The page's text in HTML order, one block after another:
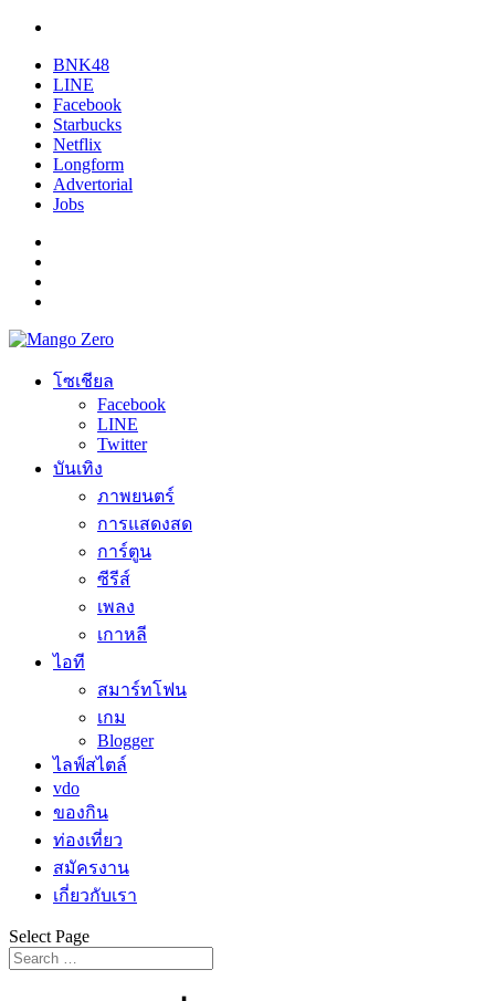
BNK48
LINE
Facebook
Starbucks
Netflix
Longform
Advertorial
Jobs
โซเชียล
Facebook
LINE
Twitter
บันเทิง
ภาพยนตร์
การแสดงสด
การ์ตูน
ซีรีส์
เพลง
เกาหลี
ไอที
สมาร์ทโฟน
เกม
Blogger
ไลฟ์สไตล์
vdo
ของกิน
ท่องเที่ยว
สมัครงาน
เกี่ยวกับเรา
Select Page